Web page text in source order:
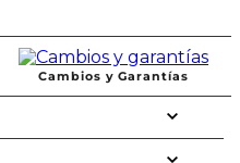
inspirados en frases
y claro, el animal print, le
para mujer, ¡compra ya los
formas parte, dales la
Cambios y Garantías